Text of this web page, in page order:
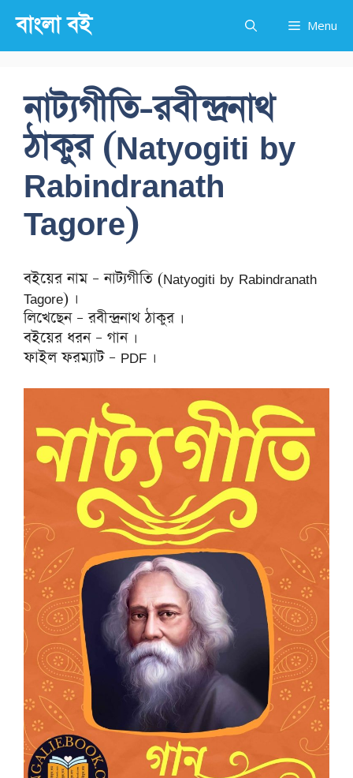
content
বাংলা বই Menu
নাট্যগীতি-রবীন্দ্রনাথ
ঠাকুর (Natyogiti by
Rabindranath
Tagore)
বইয়ের নাম – নাট্যগীতি (Natyogiti by Rabindranath
Tagore) ।
লিখেছেন – রবীন্দ্রনাথ ঠাকুর ।
বইয়ের ধরন – গান ।
ফাইল ফরম্যাট – PDF ।